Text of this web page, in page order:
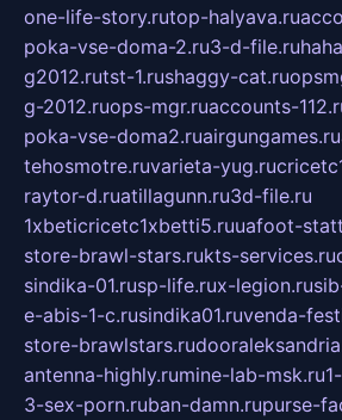
one-life-story.rutop-halyava.ru
poka-vse-doma-2.ru3-d-file.ru
g2012.rutst-1.rushaggy-cat.ru
g-2012.ruops-mgr.ruaccounts-
poka-vse-doma2.ruairgungames.ru
tehosmotre.ruvarieta-yug.ru
raytor-d.ruatillagunn.ru3d-file.ru
1xbeticricetc1xbetti5.ruuafoot-
store-brawl-stars.rukts-services.ru
sindika-01.rusp-life.rux-legion.ru
e-abis-1-c.rusindika01.ruvenda-
store-brawlstars.ru
antenna-highly.rumine-lab-msk.ru
3-sex-porn.ruban-damn.rupurse-